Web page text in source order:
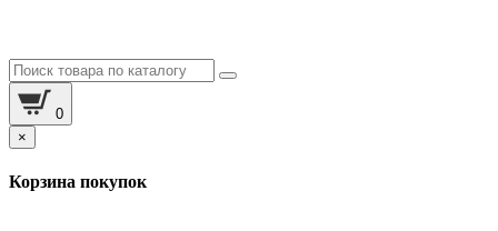
0
×
Корзина покупок